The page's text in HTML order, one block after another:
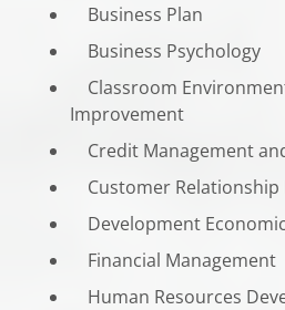
Business Plan
Business Psychology
Classroom
Improvement
Credit Management
Customer Relationship
Development
Financial Management
Human Resources